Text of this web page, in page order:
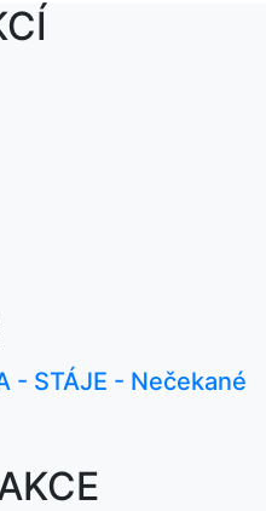
- STÁJE - Nečekané